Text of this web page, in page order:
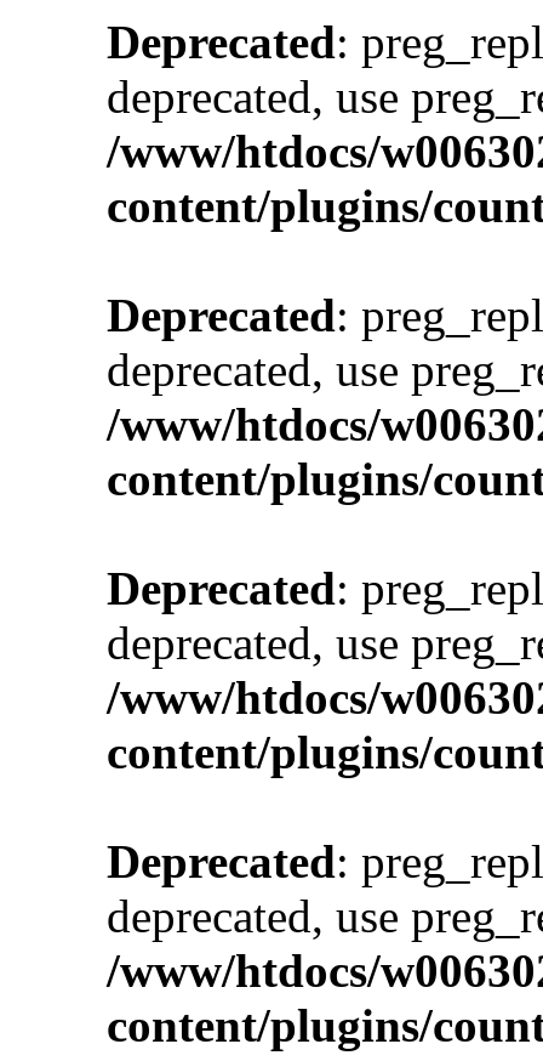
Deprecated:
deprecated, use
/www/htdocs/
content/plugins/
Deprecated:
deprecated, use
/www/htdocs/
content/plugins/
Deprecated:
deprecated, use
/www/htdocs/
content/plugins/
Deprecated:
deprecated, use
/www/htdocs/
content/plugins/